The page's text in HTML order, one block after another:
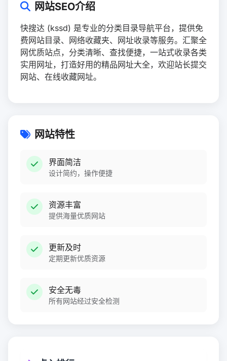
网站SEO介绍
快搜达 (kssd) 是专业的分类目录导航平台，提供免
费网站目录、网络收藏夹、网址收录等服务。汇聚全
网优质站点，分类清晰、查找便捷，一站式收录各类
实用网址，打造好用的精品网址大全，欢迎站长提交
网站、在线收藏网址。
网站特性
界面简洁
设计简约，操作便捷
资源丰富
提供海量优质网站
更新及时
定期更新优质资源
安全无毒
所有网站经过安全检测